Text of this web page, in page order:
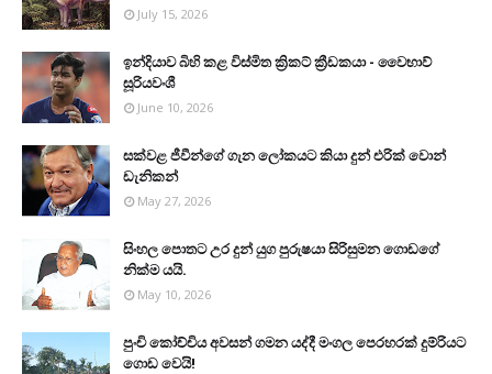
July 15, 2026
ඉන්දියාව බිහි කළ විස්මිත ක්‍රිකට් ක්‍රීඩකයා - වෛභාව්
සූරියවංශී
June 10, 2026
සක්වළ ජීවීන්ගේ ගැන ලෝකයට කියා දුන් එරික් වොන්
ඩැනිකන්
May 27, 2026
සිංහල පොතට උර දුන් යුග පුරුෂයා සිරිසුමන ගොඩගේ
නික්ම යයි.
May 10, 2026
පුංචි කෝච්චිය අවසන් ගමන යද්දී මංගල පෙරහරක් දුම්රියට
ගොඩ වෙයි!